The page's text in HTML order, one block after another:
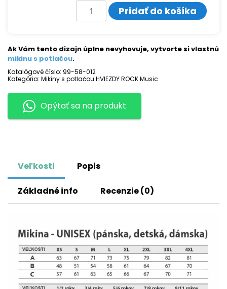
množstvo
Mikina
s
SIXX
Pridať do košíka
Ak Vám tento dizajn úplne nevyhovuje, vytvorte si vlastnú
mikinu s potlačou.
Katalógové číslo: 99-58-012
Kategória: Mikiny s potlačou HVIEZDY ROCK Music
Opýtať sa na produkt
Veľkosti Popis
Základné info Recenzie (0)